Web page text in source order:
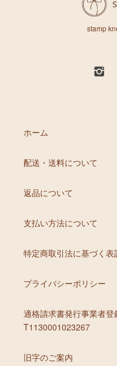
stamp
ホーム
配送・送料について
返品について
支払い方法について
特定商取引法に基づく表
プライバシーポリシー
適格請求書発行事業者登
T1130001023267
旧字のご案内